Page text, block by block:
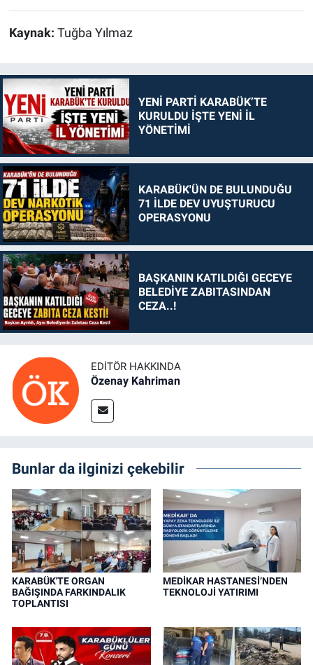
Kaynak: Tuğba Yılmaz
YENİ PARTİ KARABÜK’TE
KURULDU İŞTE YENİ İL
YÖNETİMİ
KARABÜK'ÜN DE BULUNDUĞU
71 İLDE DEV UYUŞTURUCU
OPERASYONU
BAŞKANIN KATILDIĞI GECEYE
BELEDİYE ZABITASINDAN
CEZA..!
EDITÖR HAKKINDA
Özenay Kahriman
Bunlar da ilginizi çekebilir
KARABÜK'TE ORGAN
BAĞIŞINDA FARKINDALIK
TOPLANTISI
MEDİKAR HASTANESİ’NDEN
TEKNOLOJİ YATIRIMI